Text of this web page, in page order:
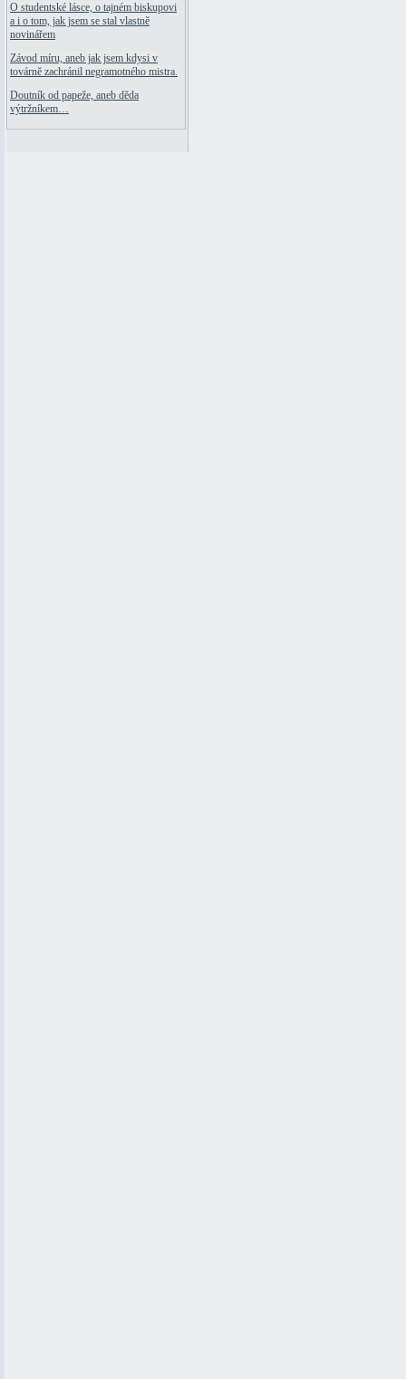
O studentské lásce, o tajném biskupovi
a i o tom, jak jsem se stal vlastně
novinářem
Závod míru, aneb jak jsem kdysi v
továrně zachránil negramotného mistra.
Doutník od papeže, aneb děda
výtržníkem…